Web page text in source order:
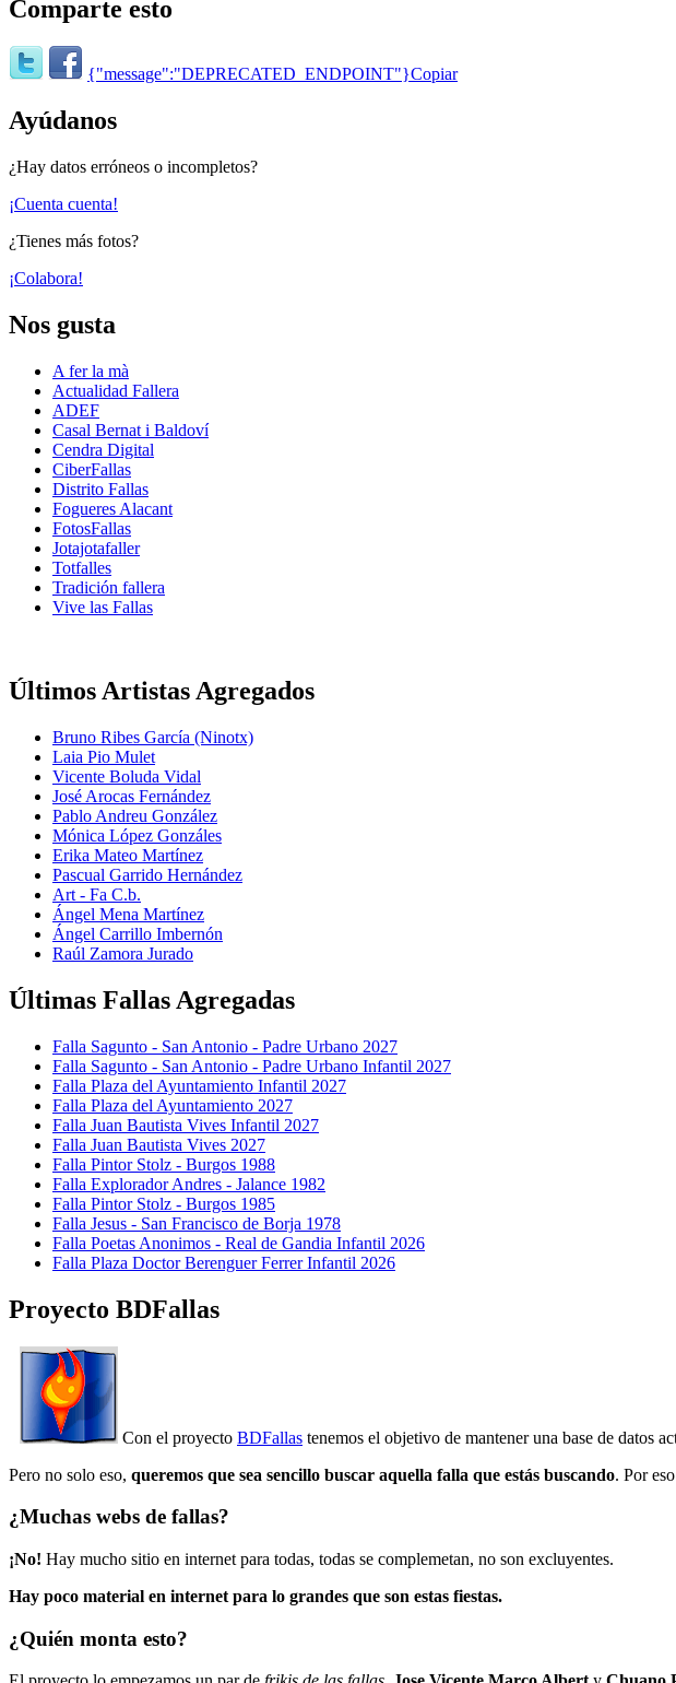
Comparte esto
{"message":"DEPRECATED_ENDPOINT"}Copiar
Ayúdanos
¿Hay datos erróneos o incompletos?
¡Cuenta cuenta!
¿Tienes más fotos?
¡Colabora!
Nos gusta
A fer la mà
Actualidad Fallera
ADEF
Casal Bernat i Baldoví
Cendra Digital
CiberFallas
Distrito Fallas
Fogueres Alacant
FotosFallas
Jotajotafaller
Totfalles
Tradición fallera
Vive las Fallas
Últimos Artistas Agregados
Bruno Ribes García (Ninotx)
Laia Pio Mulet
Vicente Boluda Vidal
José Arocas Fernández
Pablo Andreu González
Mónica López Gonzáles
Erika Mateo Martínez
Pascual Garrido Hernández
Art - Fa C.b.
Ángel Mena Martínez
Ángel Carrillo Imbernón
Raúl Zamora Jurado
Últimas Fallas Agregadas
Falla Sagunto - San Antonio - Padre Urbano 2027
Falla Sagunto - San Antonio - Padre Urbano Infantil 2027
Falla Plaza del Ayuntamiento Infantil 2027
Falla Plaza del Ayuntamiento 2027
Falla Juan Bautista Vives Infantil 2027
Falla Juan Bautista Vives 2027
Falla Pintor Stolz - Burgos 1988
Falla Explorador Andres - Jalance 1982
Falla Pintor Stolz - Burgos 1985
Falla Jesus - San Francisco de Borja 1978
Falla Poetas Anonimos - Real de Gandia Infantil 2026
Falla Plaza Doctor Berenguer Ferrer Infantil 2026
Proyecto BDFallas
Con el proyecto BDFallas tenemos el objetivo de mantener una base de datos
Pero no solo eso, queremos que sea sencillo buscar aquella falla que estás buscando. Por
¿Muchas webs de fallas?
¡No! Hay mucho sitio en internet para todas, todas se complemetan, no son excluyentes.
Hay poco material en internet para lo grandes que son estas fiestas.
¿Quién monta esto?